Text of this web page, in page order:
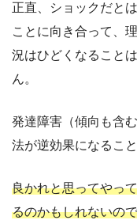
正直、ショックだと
ことに向き合って、
況はひどくなること
ん。
発達障害（傾向も含
法が逆効果になるこ
良かれと思ってやっ
るのかもしれないの